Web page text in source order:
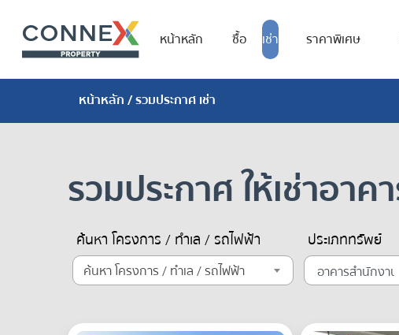
หน้าหลัก ซื้อ เช่า ราคาพิเศษ
หน้าหลัก/ รวมประกาศ เช่า
รวมประกาศ ให้เช่าอา
ค้นหา โครงการ / ทำเล / รถไฟฟ้า
ค้นหา โครงการ / ทำเล / รถไฟฟ้า
ประเภททรัพย์